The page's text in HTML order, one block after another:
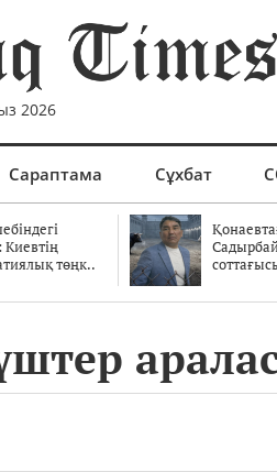
2026
Сараптама Сұхбат
Киевтің
төңк..